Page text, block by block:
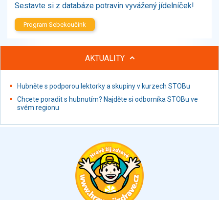
Sestavte si z databáze potravin vyvážený jídelníček!
Program Sebekoučink
AKTUALITY
Hubněte s podporou lektorky a skupiny v kurzech STOBu
Chcete poradit s hubnutím? Najděte si odborníka STOBu ve
svém regionu